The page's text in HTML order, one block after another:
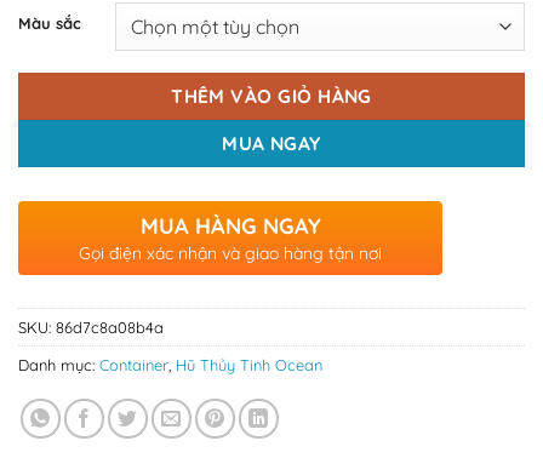
Màu sắc
THÊM VÀO GIỎ HÀNG
MUA NGAY
MUA HÀNG NGAY
Gọi điện xác nhận và giao hàng tận nơi
SKU: 86d7c8a08b4a
Danh mục: Container, Hũ Thủy Tinh Ocean